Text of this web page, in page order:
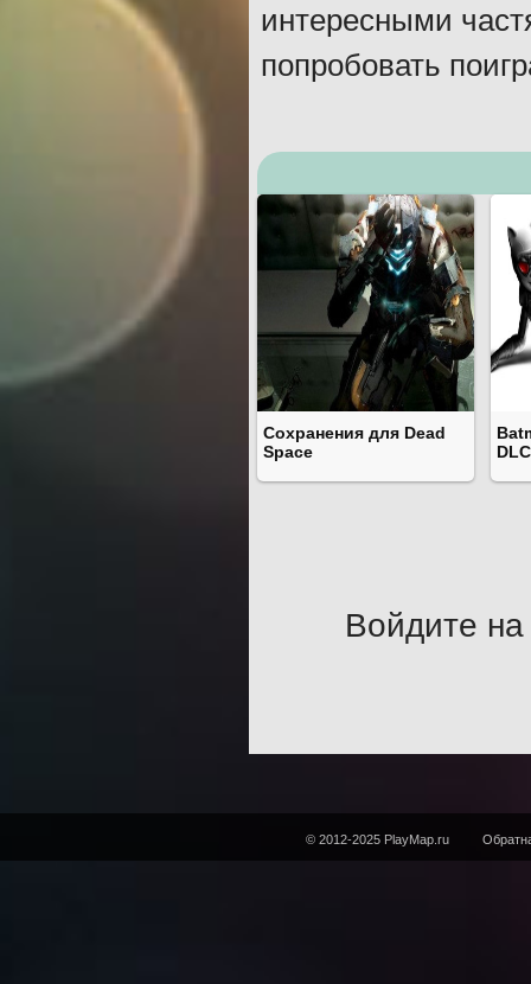
интересными
попробовать
Сохранения для Dead
Space
Войдите на
© 2012-2025 PlayMap.ru